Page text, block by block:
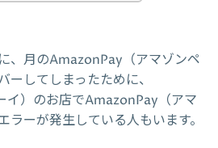
、月のAmazonPay（アマゾンペ
してしまったために、
イ）のお店でAmazonPay（アマ
ラーが発生している人もいます。